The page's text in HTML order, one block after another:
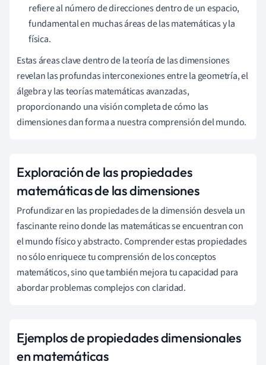
refiere al número de direcciones dentro de un espacio,
fundamental en muchas áreas de las matemáticas y la
física.
Estas áreas clave dentro de la teoría de las dimensiones
revelan las profundas interconexiones entre la geometría, el
álgebra y las teorías matemáticas avanzadas,
proporcionando una visión completa de cómo las
dimensiones dan forma a nuestra comprensión del mundo.
Exploración de las propiedades
matemáticas de las dimensiones
Profundizar en las propiedades de la dimensión desvela un
fascinante reino donde las matemáticas se encuentran con
el mundo físico y abstracto. Comprender estas propiedades
no sólo enriquece tu comprensión de los conceptos
matemáticos, sino que también mejora tu capacidad para
abordar problemas complejos con claridad.
Ejemplos de propiedades dimensionales
en matemáticas